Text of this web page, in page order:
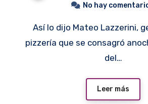
No hay
Así lo dijo Mateo Lazzerini, gerente de la
pizzería que se consagró
del…
Leer más